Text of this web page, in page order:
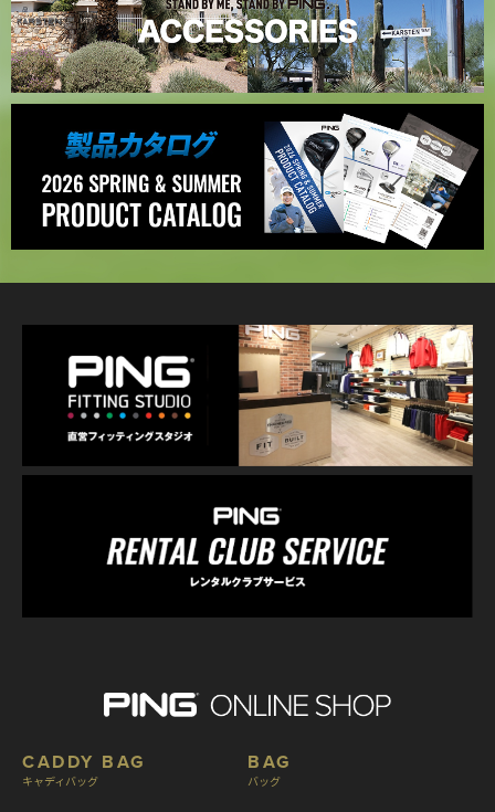
CADDY BAG
キャディバッグ
BAG
バッグ